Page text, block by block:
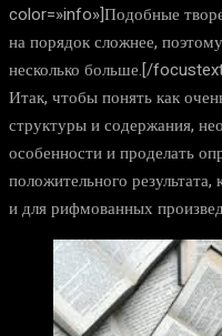
color=»info»]Подобные
на порядок сложнее,
несколько больше.[/
Итак, чтобы понять как
структуры и содержания,
особенности и проделать
положительного
и для рифмованных